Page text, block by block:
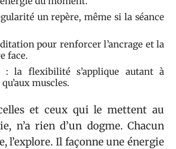
un repère, même si la séance
pour renforcer l’ancrage et la
face.
: la flexibilité s’applique autant à
muscles.
et ceux qui le mettent au
n’a rien d’un dogme. Chacun
l’explore. Il façonne une énergie